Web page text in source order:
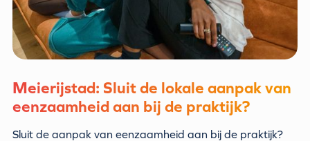
Meierijstad: Sluit de lokale aanpak van
eenzaamheid aan bij de praktijk?
Sluit de aanpak van eenzaamheid aan bij de praktijk?